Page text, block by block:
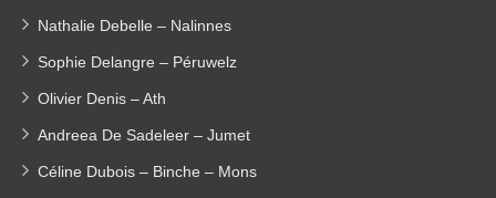
Nathalie Debelle – Nalinnes
Sophie Delangre – Péruwelz
Olivier Denis – Ath
Andreea De Sadeleer – Jumet
Céline Dubois – Binche – Mons